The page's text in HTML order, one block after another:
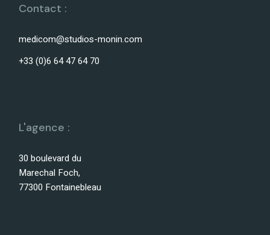
Contact :
medicom@studios-monin.com
+33 (0)6 64 47 64 70
L'agence :
30 boulevard du
Marechal Foch,
77300 Fontainebleau